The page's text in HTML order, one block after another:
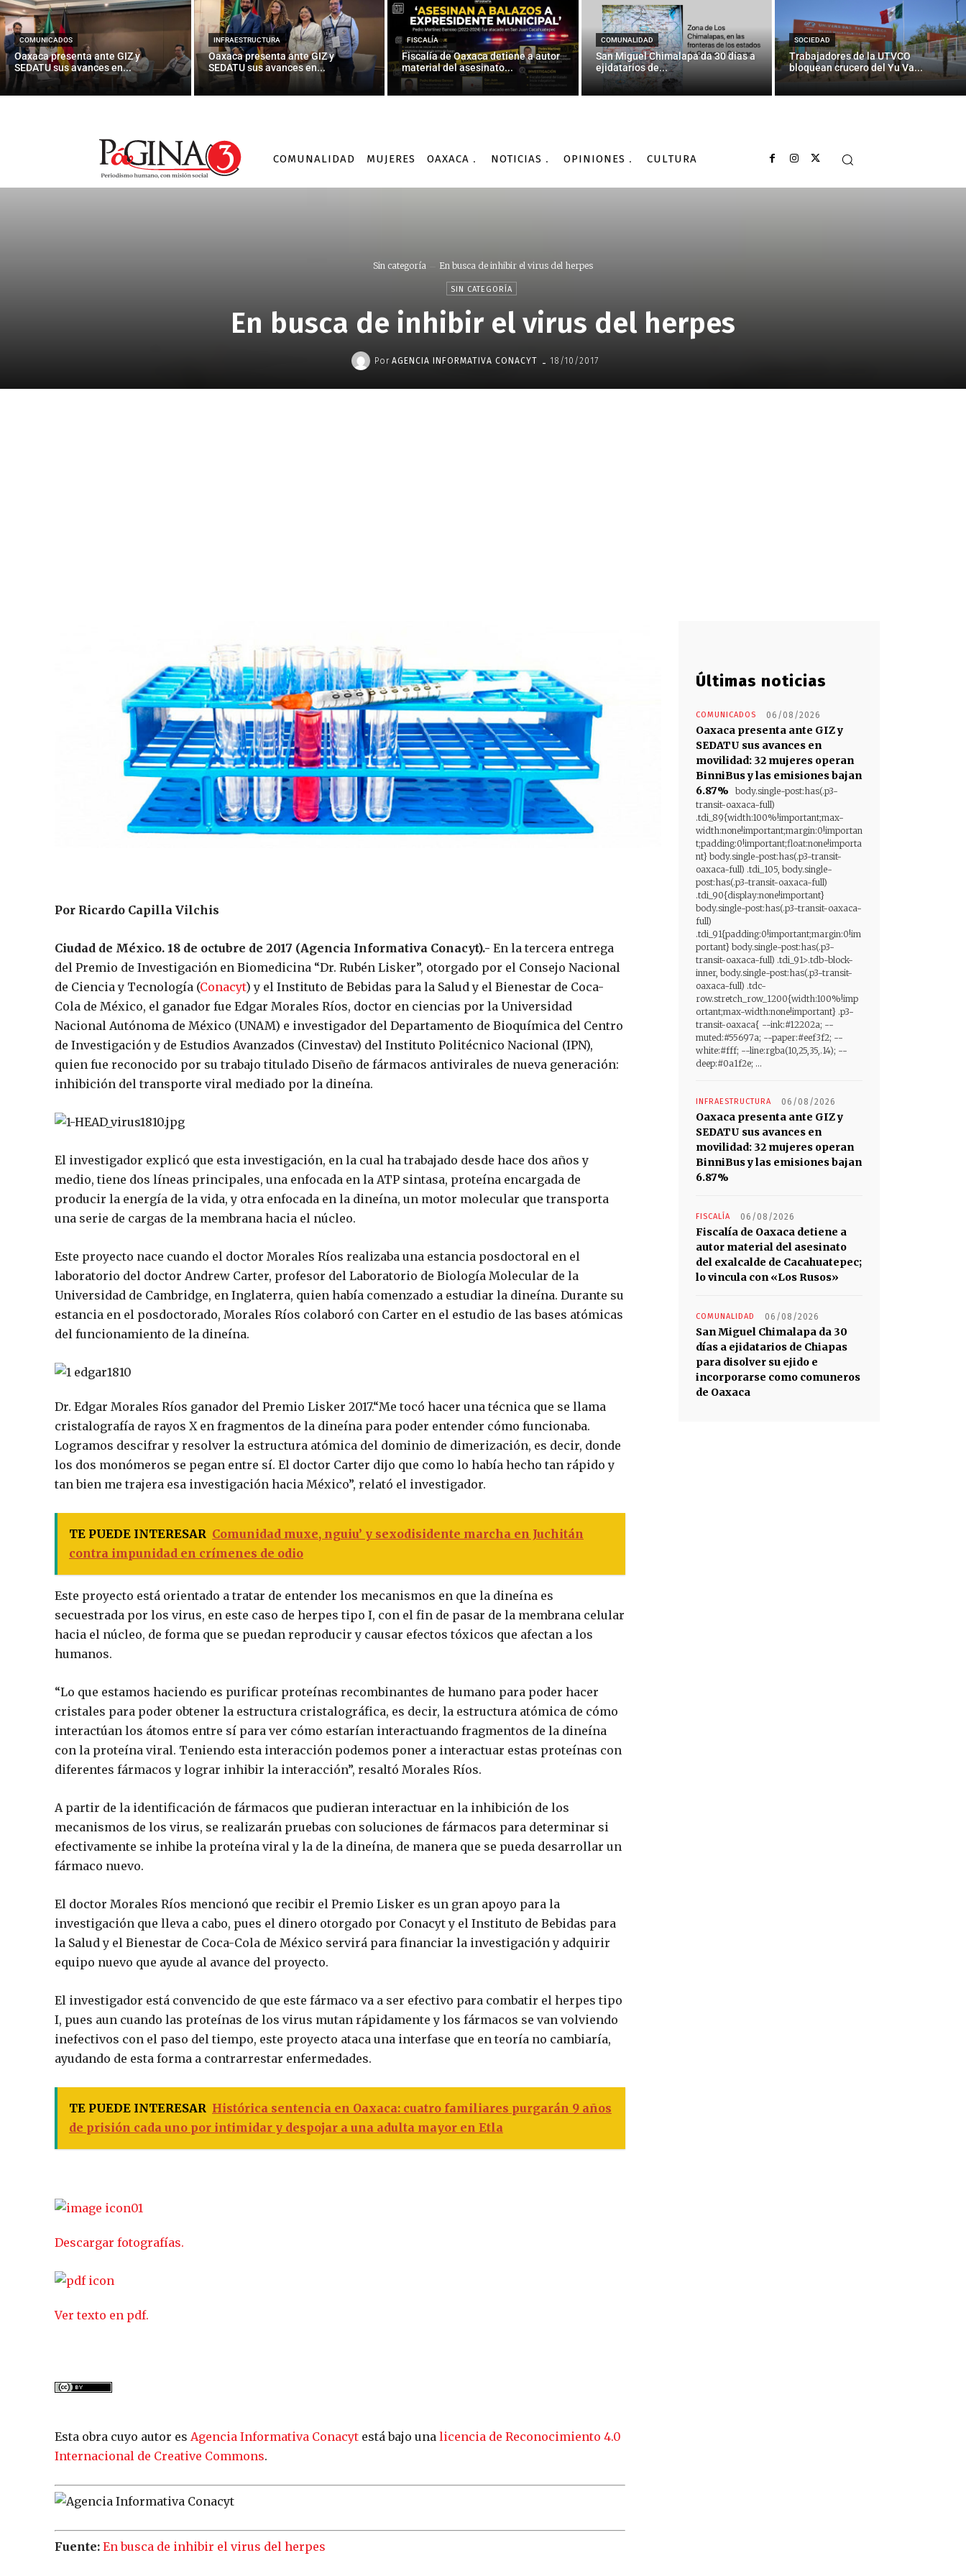
COMUNICADOS
Oaxaca presenta ante GIZ y
SEDATU sus avances en...
INFRAESTRUCTURA
Oaxaca presenta ante GIZ y
SEDATU sus avances en...
FISCALÍA
Fiscalía de Oaxaca detiene a autor
material del asesinato...
COMUNALIDAD
San Miguel Chimalapa da 30 días a
ejidatarios de...
SOCIEDAD
Trabajadores de la UTVCO
bloquean crucero del Yu Va...
COMUNALIDAD MUJERES OAXACA NOTICIAS OPINIONES CULTURA
Sin categoría En busca de inhibir el virus del herpes
SIN CATEGORÍA
En busca de inhibir el virus del herpes
Por AGENCIA INFORMATIVA CONACYT - 18/10/2017
Por Ricardo Capilla Vilchis
Ciudad de México. 18 de octubre de 2017 (Agencia Informativa Conacyt).- En la tercera entrega
del Premio de Investigación en Biomedicina “Dr. Rubén Lisker”, otorgado por el Consejo Nacional
de Ciencia y Tecnología (Conacyt) y el Instituto de Bebidas para la Salud y el Bienestar de Coca-
Cola de México, el ganador fue Edgar Morales Ríos, doctor en ciencias por la Universidad
Nacional Autónoma de México (UNAM) e investigador del Departamento de Bioquímica del Centro
de Investigación y de Estudios Avanzados (Cinvestav) del Instituto Politécnico Nacional (IPN),
quien fue reconocido por su trabajo titulado Diseño de fármacos antivirales de nueva generación:
inhibición del transporte viral mediado por la dineína.
El investigador explicó que esta investigación, en la cual ha trabajado desde hace dos años y
medio, tiene dos líneas principales, una enfocada en la ATP sintasa, proteína encargada de
producir la energía de la vida, y otra enfocada en la dineína, un motor molecular que transporta
una serie de cargas de la membrana hacia el núcleo.
Este proyecto nace cuando el doctor Morales Ríos realizaba una estancia posdoctoral en el
laboratorio del doctor Andrew Carter, profesor del Laboratorio de Biología Molecular de la
Universidad de Cambridge, en Inglaterra, quien había comenzado a estudiar la dineína. Durante su
estancia en el posdoctorado, Morales Ríos colaboró con Carter en el estudio de las bases atómicas
del funcionamiento de la dineína.
Dr. Edgar Morales Ríos ganador del Premio Lisker 2017.“Me tocó hacer una técnica que se llama
cristalografía de rayos X en fragmentos de la dineína para poder entender cómo funcionaba.
Logramos descifrar y resolver la estructura atómica del dominio de dimerización, es decir, donde
los dos monómeros se pegan entre sí. El doctor Carter dijo que como lo había hecho tan rápido y
tan bien me trajera esa investigación hacia México”, relató el investigador.
TE PUEDE INTERESAR Comunidad muxe, nguiu’ y sexodisidente marcha en Juchitán
contra impunidad en crímenes de odio
Este proyecto está orientado a tratar de entender los mecanismos en que la dineína es
secuestrada por los virus, en este caso de herpes tipo I, con el fin de pasar de la membrana celular
hacia el núcleo, de forma que se puedan reproducir y causar efectos tóxicos que afectan a los
humanos.
“Lo que estamos haciendo es purificar proteínas recombinantes de humano para poder hacer
cristales para poder obtener la estructura cristalográfica, es decir, la estructura atómica de cómo
interactúan los átomos entre sí para ver cómo estarían interactuando fragmentos de la dineína
con la proteína viral. Teniendo esta interacción podemos poner a interactuar estas proteínas con
diferentes fármacos y lograr inhibir la interacción”, resaltó Morales Ríos.
A partir de la identificación de fármacos que pudieran interactuar en la inhibición de los
mecanismos de los virus, se realizarán pruebas con soluciones de fármacos para determinar si
efectivamente se inhibe la proteína viral y la de la dineína, de manera que se pueda desarrollar un
fármaco nuevo.
El doctor Morales Ríos mencionó que recibir el Premio Lisker es un gran apoyo para la
investigación que lleva a cabo, pues el dinero otorgado por Conacyt y el Instituto de Bebidas para
la Salud y el Bienestar de Coca-Cola de México servirá para financiar la investigación y adquirir
equipo nuevo que ayude al avance del proyecto.
El investigador está convencido de que este fármaco va a ser efectivo para combatir el herpes tipo
I, pues aun cuando las proteínas de los virus mutan rápidamente y los fármacos se van volviendo
inefectivos con el paso del tiempo, este proyecto ataca una interfase que en teoría no cambiaría,
ayudando de esta forma a contrarrestar enfermedades.
TE PUEDE INTERESAR Histórica sentencia en Oaxaca: cuatro familiares purgarán 9 años
de prisión cada uno por intimidar y despojar a una adulta mayor en Etla
Descargar fotografías.
Ver texto en pdf.
Esta obra cuyo autor es Agencia Informativa Conacyt está bajo una licencia de Reconocimiento 4.0
Internacional de Creative Commons.
Fuente: En busca de inhibir el virus del herpes
Últimas noticias
COMUNICADOS 06/08/2026
Oaxaca presenta ante GIZ y
SEDATU sus avances en
movilidad: 32 mujeres operan
BinniBus y las emisiones bajan
6.87%
body.single-post:has(.p3-
transit-oaxaca-full)
.tdi_89{width:100%!important;max-
width:none!important;margin:0!importan
t;padding:0!important;float:none!importa
nt} body.single-post:has(.p3-transit-
oaxaca-full) .tdi_105, body.single-
post:has(.p3-transit-oaxaca-full)
.tdi_90{display:none!important}
body.single-post:has(.p3-transit-oaxaca-
full)
.tdi_91{padding:0!important;margin:0!im
portant} body.single-post:has(.p3-
transit-oaxaca-full) .tdi_91>.tdb-block-
inner, body.single-post:has(.p3-transit-
oaxaca-full) .tdc-
row.stretch_row_1200{width:100%!imp
ortant;max-width:none!important} .p3-
transit-oaxaca{ --ink:#12202a; --
muted:#55697a; --paper:#eef3f2; --
white:#fff; --line:rgba(10,25,35,.14); --
deep:#0a1f2e; ...
INFRAESTRUCTURA 06/08/2026
Oaxaca presenta ante GIZ y
SEDATU sus avances en
movilidad: 32 mujeres operan
BinniBus y las emisiones bajan
6.87%
FISCALÍA 06/08/2026
Fiscalía de Oaxaca detiene a
autor material del asesinato
del exalcalde de Cacahuatepec;
lo vincula con «Los Rusos»
COMUNALIDAD 06/08/2026
San Miguel Chimalapa da 30
días a ejidatarios de Chiapas
para disolver su ejido e
incorporarse como comuneros
de Oaxaca